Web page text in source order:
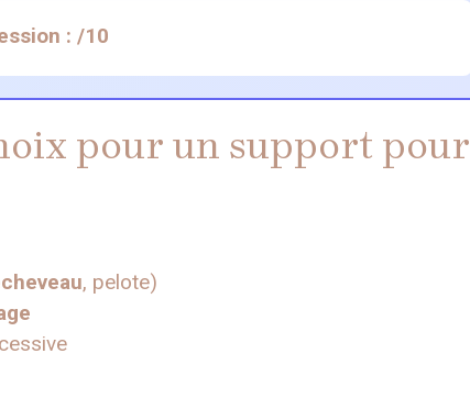
: /10
pour un support pour
, pelote)